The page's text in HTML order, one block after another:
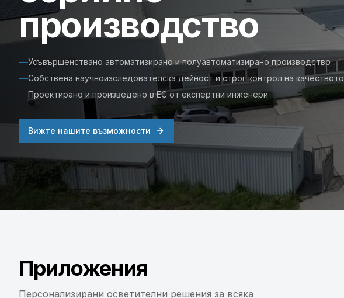
производство
Усъвършенствано автоматизирано и полуавтоматизирано производство
Собствена научноизследователска дейност и строг контрол на качеството
Проектирано и произведено в ЕС от експертни инженери
Вижте нашите възможности
Приложения
Персонализирани осветителни решения за всяка